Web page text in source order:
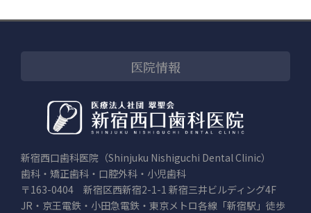
医院情報
新宿西口歯科医院（Shinjuku Nishiguchi Dental Clinic）
歯科・矯正歯科・口腔外科・小児歯科
〒163-0404 新宿区西新宿2-1-1 新宿三井ビルディング4F
JR・京王電鉄・小田急電鉄・東京メトロ各線「新宿駅」徒歩